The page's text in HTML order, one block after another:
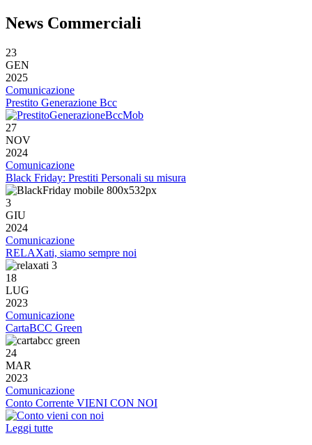
News Commerciali
23
GEN
2025
Comunicazione
Prestito Generazione Bcc
27
NOV
2024
Comunicazione
Black Friday: Prestiti Personali su misura
3
GIU
2024
Comunicazione
RELAXati, siamo sempre noi
18
LUG
2023
Comunicazione
CartaBCC Green
24
MAR
2023
Comunicazione
Conto Corrente VIENI CON NOI
Leggi tutte